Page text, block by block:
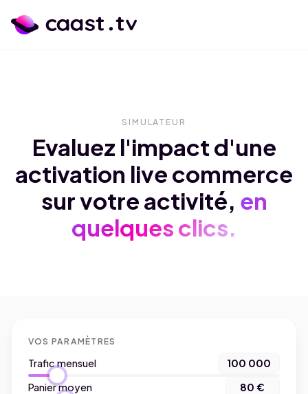
SIMULATEUR
Evaluez l'impact d'une
activation live commerce
sur votre activité, en
quelques clics.
VOS PARAMÈTRES
Trafic mensuel
100 000
Panier moyen
80 €